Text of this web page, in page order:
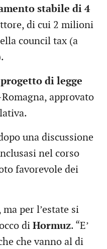
stabile di 4
di cui 2 milioni
council tax (a
progetto di legge
approvato
una discussione
nel corso
favorevole dei
ma per l’estate si
di Hormuz. “E’
che vanno al di